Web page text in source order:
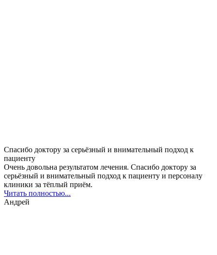
Спасибо доктору за серьёзный и внимательный подход к
пациенту
Очень довольна результатом лечения. Спасибо доктору за
серьёзный и внимательный подход к пациенту и персоналу
клиники за тёплый приём.
Читать полностью...
Андрей